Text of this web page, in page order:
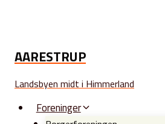
AARESTRUP
Landsbyen midt i Himmerland
Foreninger